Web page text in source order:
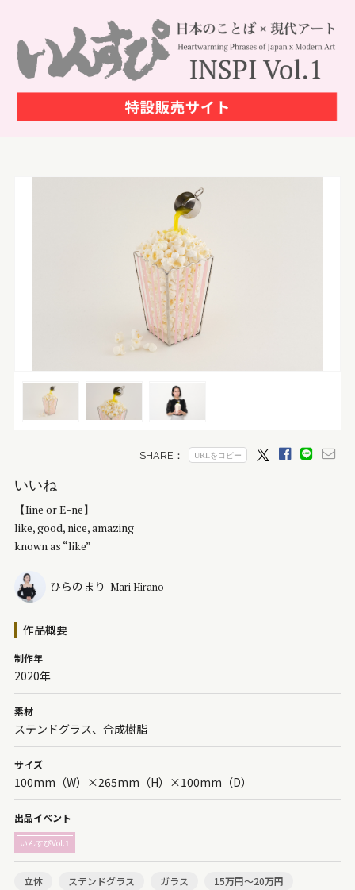
いいね
【Iine or E-ne】
like, good, nice, amazing
known as “like”
ひらのまり Mari Hirano
作品概要
制作年
2020年
素材
ステンドグラス、合成樹脂
サイズ
100mm（W）×265mm（H）×100mm（D）
出品イベント
いんすぴVol.1
立体 ステンドグラス ガラス 15万円～20万円